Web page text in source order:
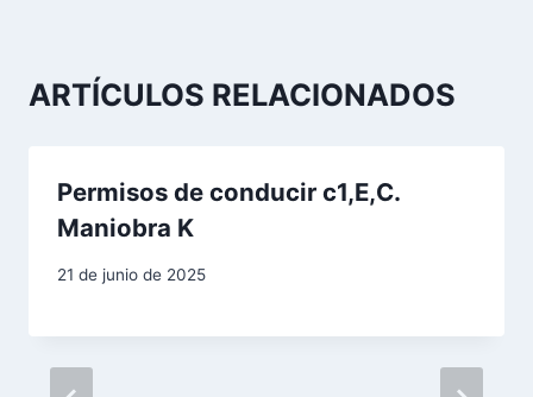
c
e
ARTÍCULOS RELACIONADOS
Permisos de conducir c1,E,C.
Maniobra K
21 de junio de 2025